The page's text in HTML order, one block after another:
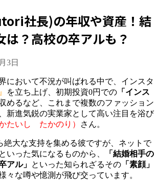
社長)の年収や資産！結
は？高校の卒アルも？
3日
において不況が叫ばれる中で、インスタ
を立ち上げ、初期投資0円での 「インス
めるなど、これまで複数のファッション
新進気鋭の実業家として高い注目を浴び
たいし たかのり） さん。
絶大な支持を集める彼ですが、ネットで
といった気になるものから、
「結婚相手の
アル」 といった知られざるその 「素顔」
々な噂や憶測が飛び交っています。